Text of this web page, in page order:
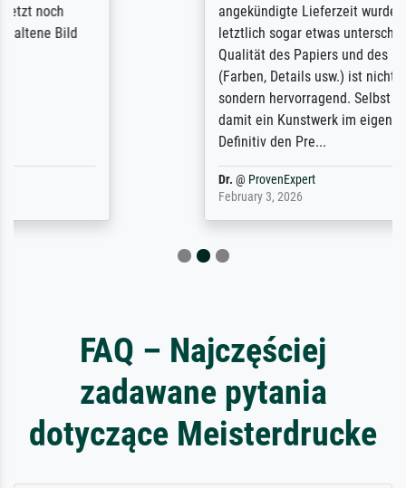
angekündigte Lieferzeit wurde aber
letztlich sogar etwas unterschritten. Die
Qualität des Papiers und des Drucks
(Farben, Details usw.) ist nicht nur gut,
sondern hervorragend. Selbst ein Druck ist
damit ein Kunstwerk im eigenen Sinne.
FAQ – Najczęściej
zadawane pytania
dotyczące Meisterdrucke